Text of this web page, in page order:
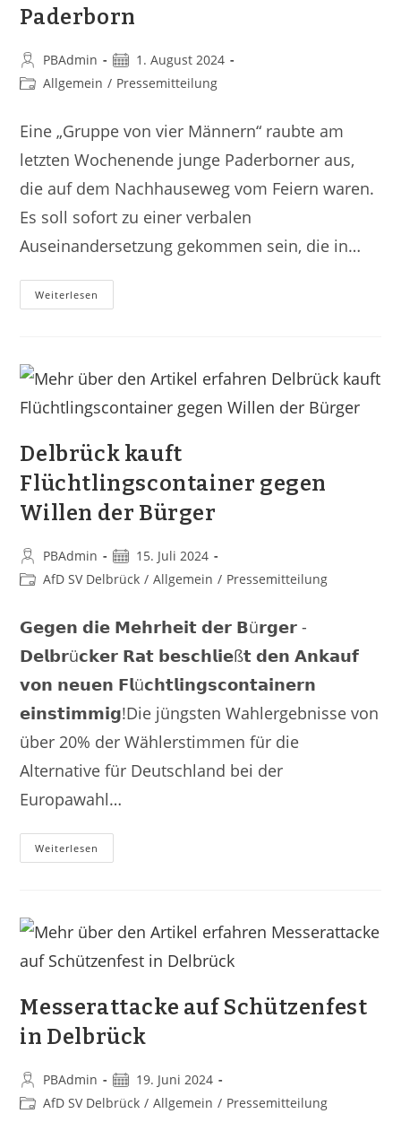
Paderborn
PBAdmin
1. August 2024
Allgemein / Pressemitteilung
Eine „Gruppe von vier Männern“ raubte am
letzten Wochenende junge Paderborner aus,
die auf dem Nachhauseweg vom Feiern waren.
Es soll sofort zu einer verbalen
Auseinandersetzung gekommen sein, die in…
Weiterlesen
Delbrück kauft
Flüchtlingscontainer gegen
Willen der Bürger
PBAdmin
15. Juli 2024
AfD SV Delbrück / Allgemein / Pressemitteilung
𝗚𝗲𝗴𝗲𝗻 𝗱𝗶𝗲 𝗠𝗲𝗵𝗿𝗵𝗲𝗶𝘁 𝗱𝗲𝗿 𝗕ü𝗿𝗴𝗲𝗿 -
𝗗𝗲𝗹𝗯𝗿ü𝗰𝗸𝗲𝗿 𝗥𝗮𝘁 𝗯𝗲𝘀𝗰𝗵𝗹𝗶𝗲ß𝘁 𝗱𝗲𝗻 𝗔𝗻𝗸𝗮𝘂𝗳
𝘃𝗼𝗻 𝗻𝗲𝘂𝗲𝗻 𝗙𝗹ü𝗰𝗵𝘁𝗹𝗶𝗻𝗴𝘀𝗰𝗼𝗻𝘁𝗮𝗶𝗻𝗲𝗿𝗻
𝗲𝗶𝗻𝘀𝘁𝗶𝗺𝗺𝗶𝗴!Die jüngsten Wahlergebnisse von
über 20% der Wählerstimmen für die
Alternative für Deutschland bei der
Europawahl…
Weiterlesen
Messerattacke auf Schützenfest
in Delbrück
PBAdmin
19. Juni 2024
AfD SV Delbrück / Allgemein / Pressemitteilung